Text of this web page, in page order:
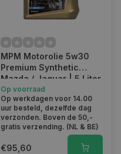
MPM Motorolie 5w30
Premium Synthetic
Mazda / Jaguar | 5 Liter
| 05005EF
Op voorraad
Op werkdagen voor 14.00
uur besteld, dezelfde dag
verzonden. Boven de 50,-
gratis verzending. (NL & BE)
€95,60